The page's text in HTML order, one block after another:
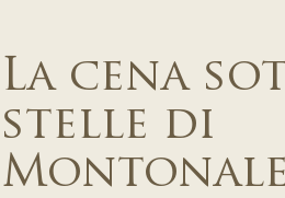
La cena
stelle di
Montonale